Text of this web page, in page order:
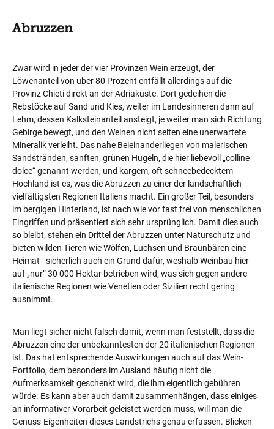
Abruzzen
Zwar wird in jeder der vier Provinzen Wein erzeugt, der
Löwenanteil von über 80 Prozent entfällt allerdings auf die
Provinz Chieti direkt an der Adriaküste. Dort gedeihen die
Rebstöcke auf Sand und Kies, weiter im Landesinneren dann auf
Lehm, dessen Kalksteinanteil ansteigt, je weiter man sich Richtung
Gebirge bewegt, und den Weinen nicht selten eine unerwartete
Mineralik verleiht. Das nahe Beieinanderliegen von malerischen
Sandstränden, sanften, grünen Hügeln, die hier liebevoll „colline
dolce“ genannt werden, und kargem, oft schneebedecktem
Hochland ist es, was die Abruzzen zu einer der landschaftlich
vielfältigsten Regionen Italiens macht. Ein großer Teil, besonders
im bergigen Hinterland, ist nach wie vor fast frei von menschlichen
Eingriffen und präsentiert sich sehr ursprünglich. Damit dies auch
so bleibt, stehen ein Drittel der Abruzzen unter Naturschutz und
bieten wilden Tieren wie Wölfen, Luchsen und Braunbären eine
Heimat - sicherlich auch ein Grund dafür, weshalb Weinbau hier
auf „nur“ 30 000 Hektar betrieben wird, was sich gegen andere
italienische Regionen wie Venetien oder Sizilien recht gering
ausnimmt.
Man liegt sicher nicht falsch damit, wenn man feststellt, dass die
Abruzzen eine der unbekanntesten der 20 italienischen Regionen
ist. Das hat entsprechende Auswirkungen auch auf das Wein-
Portfolio, dem besonders im Ausland häufig nicht die
Aufmerksamkeit geschenkt wird, die ihm eigentlich gebühren
würde. Es kann aber auch damit zusammenhängen, dass einiges
an informativer Vorarbeit geleistet werden muss, will man die
Genuss-Eigenheiten dieses Landstrichs genau erfassen. Blicken